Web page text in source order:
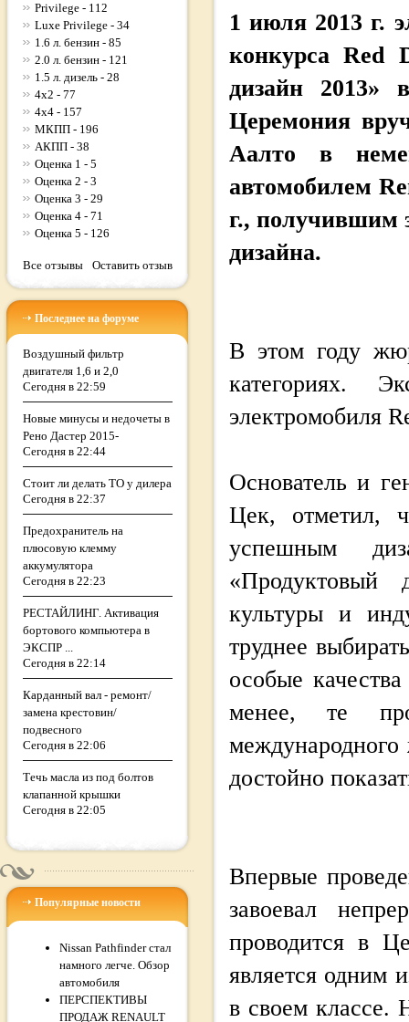
Privilege - 112
Luxe Privilege - 34
1.6 л. бензин - 85
2.0 л. бензин - 121
1.5 л. дизель - 28
4x2 - 77
4x4 - 157
МКПП - 196
АКПП - 38
Оценка 1 - 5
Оценка 2 - 3
Оценка 3 - 29
Оценка 4 - 71
Оценка 5 - 126
Все отзывы Оставить отзыв
Последнее на форуме
Воздушный фильтр
двигателя 1,6 и 2,0
Сегодня в 22:59
Новые минусы и недочеты в
Рено Дастер 2015-
Сегодня в 22:44
Стоит ли делать ТО у дилера
Сегодня в 22:37
Предохранитель на
плюсовую клемму
аккумулятора
Сегодня в 22:23
РЕСТАЙЛИНГ. Активация
бортового компьютера в
ЭКСПР ...
Сегодня в 22:14
Карданный вал - ремонт/
замена крестовин/
подвесного
Сегодня в 22:06
Течь масла из под болтов
клапанной крышки
Сегодня в 22:05
Популярные новости
Nissan Pathfinder стал
намного легче. Обзор
автомобиля
ПЕРСПЕКТИВЫ
ПРОДАЖ RENAULT
1 июля 2013 г.
конкурса Red
дизайн 2013»
Церемония
Аалто в
автомобилем
г., получившим
дизайна.
В этом году
категориях.
электромобиля
Основатель и
Цек, отметил,
успешным
«Продуктовый
культуры и
труднее
особые
менее, те
достойно
Впервые
завоевал
проводится в
является одним
в своем классе.